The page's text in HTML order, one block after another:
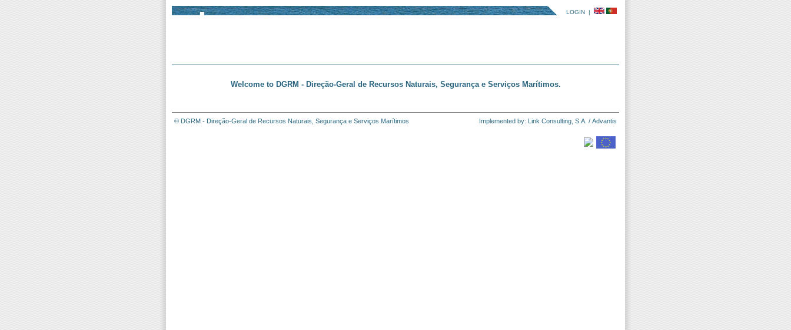
LOGIN |
Welcome to DGRM - Direção-Geral de Recursos Naturais, Segurança e Serviços Marítimos.
© DGRM - Direção-Geral de Recursos Naturais, Segurança e Serviços Marítimos Implemented by: Link Consulting, S.A. / Advantis